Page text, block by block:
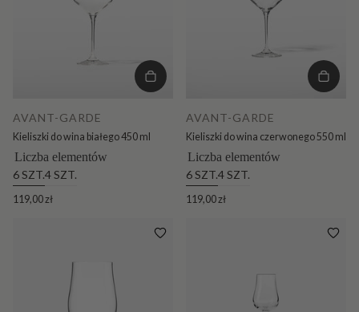
AVANT-GARDE
Kieliszki do wina białego 450 ml
Liczba elementów
6 SZT.4 SZT.
119,00 zł
AVANT-GARDE
Kieliszki do wina czerwonego 550 ml
Liczba elementów
6 SZT.4 SZT.
119,00 zł